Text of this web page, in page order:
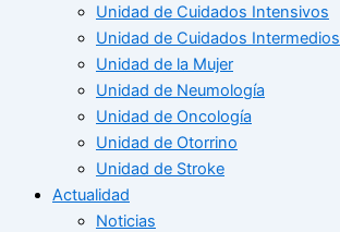
Unidad de Cuidados Intensivos
Unidad de Cuidados Intermedios
Unidad de la Mujer
Unidad de Neumología
Unidad de Oncología
Unidad de Otorrino
Unidad de Stroke
Actualidad
Noticias